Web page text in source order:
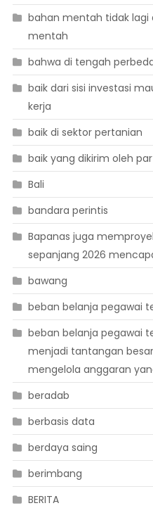
bahan mentah tidak lagi
mentah
bahwa di tengah
baik dari sisi investasi
kerja
baik di sektor pertanian
baik yang dikirim oleh
Bali
bandara perintis
Bapanas juga
sepanjang 2026
bawang
beban belanja pegawai
beban belanja pegawai
menjadi tantangan
mengelola anggaran
beradab
berbasis data
berdaya saing
berimbang
BERITA